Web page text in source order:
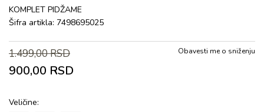
KОMPLЕT PIDŽAMЕ
Šifra artikla: 7498695025
1.499,00RSD
900,00 RSD
Obavesti me o sniženju
Veličine: